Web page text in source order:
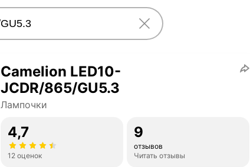
Camelion LED10-
JCDR/865/GU5.3
Лампочки
4,7
12 оценок
9
отзывов
Читать отзывы